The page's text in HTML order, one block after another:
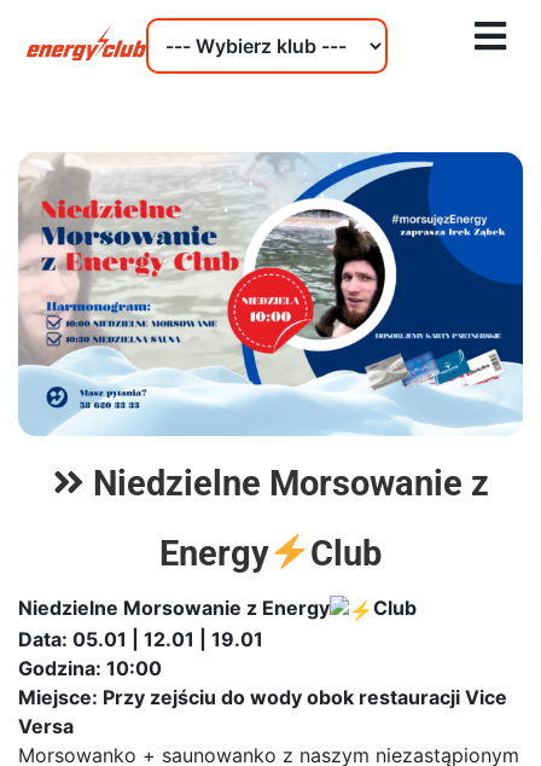
Niedzielne Morsowanie z
Energy
Club
Niedzielne Morsowanie z Energy
Club
Data: 05.01 | 12.01 | 19.01
Godzina: 10:00
Miejsce: Przy zejściu do wody obok restauracji Vice
Versa
Morsowanko + saunowanko z naszym niezastąpionym